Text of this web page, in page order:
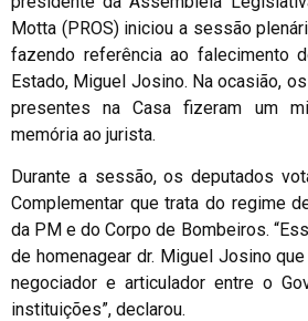
Motta (PROS) iniciou a sessão
fazendo referência ao falecimento
Estado, Miguel Josino. Na ocasião,
presentes na Casa fizeram um
memória ao jurista.
Durante a sessão, os deputados
Complementar que trata do regime
da PM e do Corpo de Bombeiros.
de homenagear dr. Miguel Josino
negociador e articulador entre o
instituições”, declarou.